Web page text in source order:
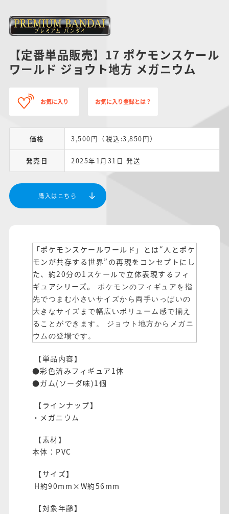
【定番単品販売】17 ポケモンスケール
ワールド ジョウト地方 メガニウム
お気に入り お気に入り登録とは？
価格 3,500円（税込:3,850円）
発売日 2025年1月31日 発送
購入はこちら
「ポケモンスケールワールド」とは“人とポケ
モンが共存する世界”の再現をコンセプトにし
た、約20分の1スケールで立体表現するフィ
ギュアシリーズ。
ポケモンのフィギュアを指
先でつまむ小さいサイズから両手いっぱいの
大きなサイズまで幅広いボリューム感で揃え
ることができます。 ジョウト地方からメガニ
ウムの登場です。
【単品内容】
●彩色済みフィギュア1体
●ガム(ソーダ味)1個
【ラインナップ】
・メガニウム
【素材】
本体：PVC
【サイズ】
H約90mm×W約56mm
【対象年齢】